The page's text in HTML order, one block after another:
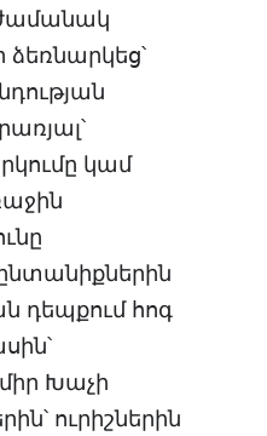
ձեռնարկեց՝
կամ
դեպքում հոգ
Խաչի
ուրիշներին